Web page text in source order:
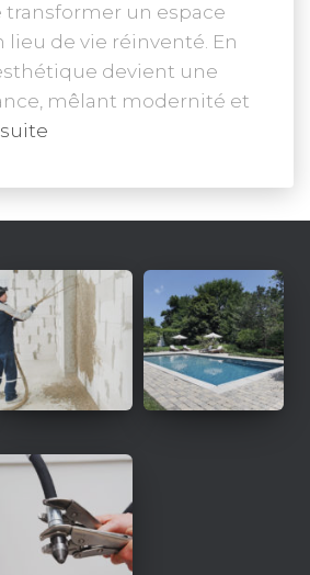
transformer un espace
lieu de vie réinventé. En
devient une
mêlant modernité et